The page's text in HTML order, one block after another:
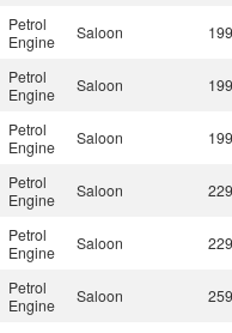
Petrol
Engine
Saloon
Petrol
Engine
Saloon
Petrol
Engine
Saloon
Petrol
Engine
Saloon
Petrol
Engine
Saloon
Petrol
Engine
Saloon